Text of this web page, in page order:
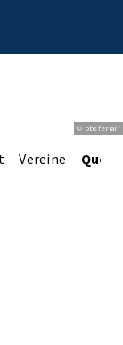
© bbsferrari
Vereine